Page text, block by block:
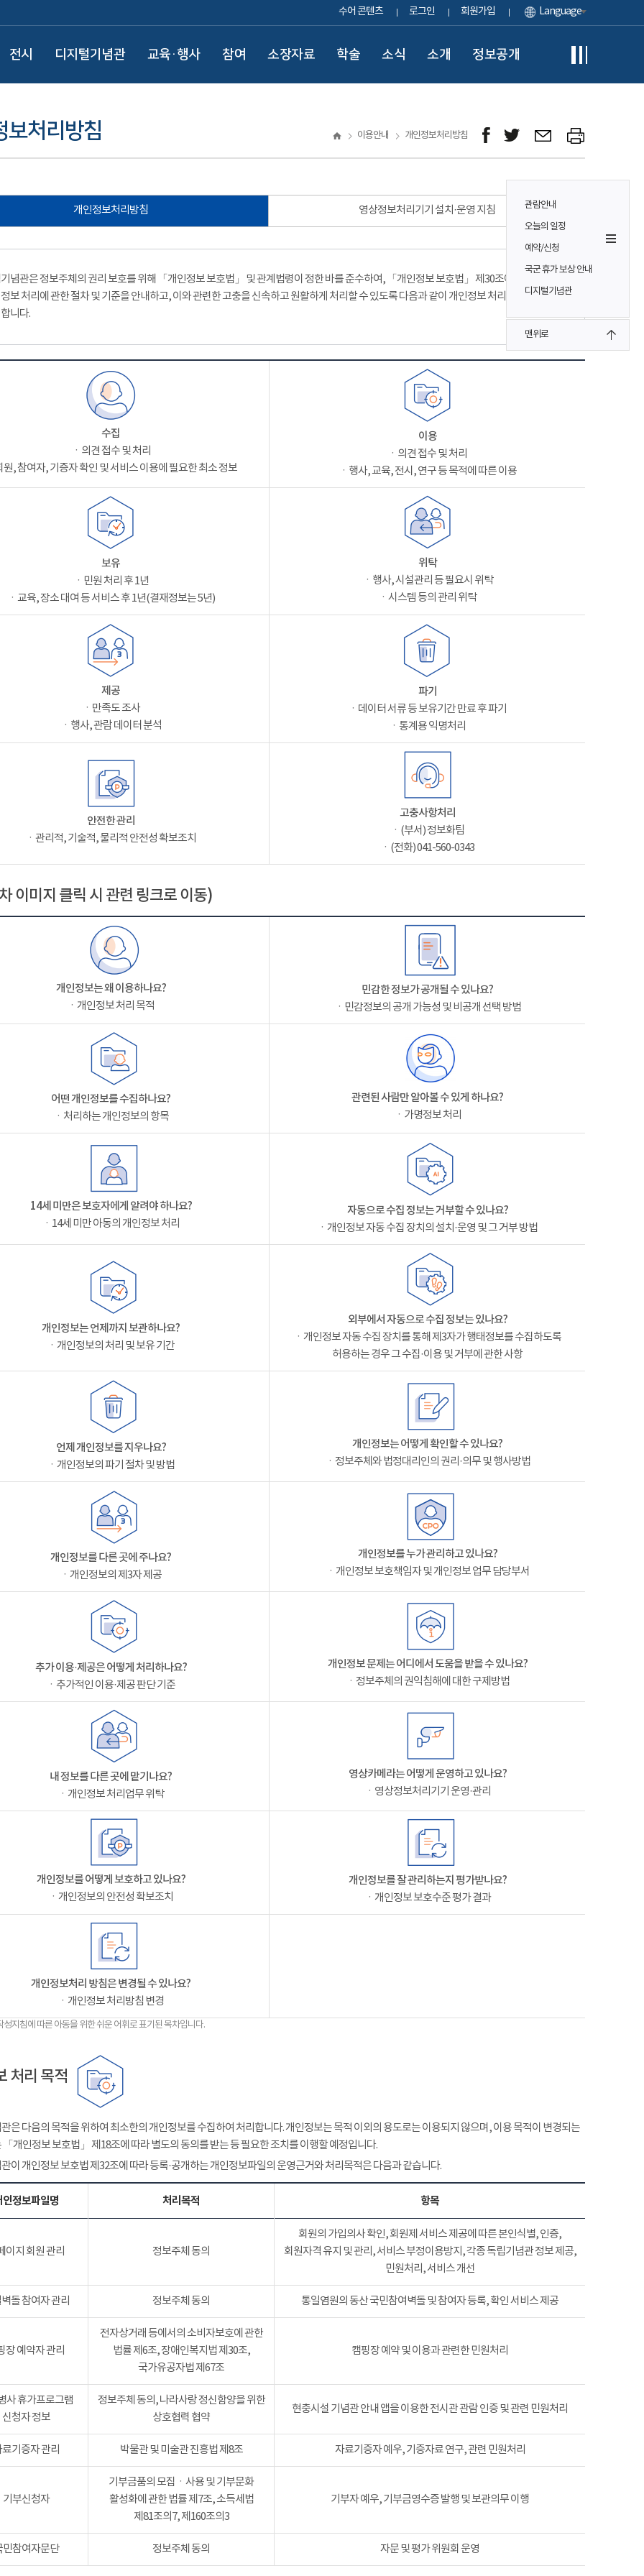
수어 콘텐츠 로그인 회원가입 Language
전시 디지털기념관 교육·행사 참여 소장자료 학술 소식 소개 정보공개
관람안내
오늘의 일정
예약/신청
국군 휴가 보상 안내
디지털기념관
맨위로
보처리방침 이용안내 개인정보처리방침
개인정보처리방침 영상정보처리기기 설치·운영 지침
념관은 정보주체의 권리 보호를 위해 「개인정보 보호법」 및 관계법령이 정한 바를 준수하여, 「개인정보 보호법」 제30조에 따라
보 처리에 관한 절차 및 기준을 안내하고, 이와 관련한 고충을 신속하고 원활하게 처리할 수 있도록 다음과 같이 개인정보 처리방침을
니다.
수집
ㆍ의견 접수 및 처리
원, 참여자, 기증자 확인 및 서비스 이용에 필요한 최소 정보
이용
ㆍ의견 접수 및 처리
ㆍ행사, 교육, 전시, 연구 등 목적에 따른 이용
보유
ㆍ민원 처리 후 1년
ㆍ교육, 장소 대여 등 서비스 후 1년(결재정보는 5년)
위탁
ㆍ행사, 시설관리 등 필요시 위탁
ㆍ시스템 등의 관리 위탁
제공
ㆍ만족도 조사
ㆍ행사, 관람 데이터 분석
파기
ㆍ데이터 서류 등 보유기간 만료 후 파기
ㆍ통계용 익명처리
안전한 관리
ㆍ관리적, 기술적, 물리적 안전성 확보조치
고충사항처리
ㆍ(부서) 정보화팀
ㆍ(전화) 041-560-0343
이미지 클릭 시 관련 링크로 이동)
개인정보는 왜 이용하나요?
ㆍ개인정보 처리 목적
민감한 정보가 공개될 수 있나요?
ㆍ민감정보의 공개 가능성 및 비공개 선택 방법
어떤 개인정보를 수집하나요?
ㆍ처리하는 개인정보의 항목
관련된 사람만 알아볼 수 있게 하나요?
ㆍ가명정보 처리
14세 미만은 보호자에게 알려야 하나요?
ㆍ14세 미만 아동의 개인정보 처리
자동으로 수집 정보는 거부할 수 있나요?
ㆍ개인정보 자동 수집 장치의 설치·운영 및 그 거부 방법
개인정보는 언제까지 보관하나요?
ㆍ개인정보의 처리 및 보유 기간
외부에서 자동으로 수집 정보는 있나요?
ㆍ개인정보 자동 수집 장치를 통해 제3자가 행태정보를 수집하도록
허용하는 경우 그 수집·이용 및 거부에 관한 사항
언제 개인정보를 지우나요?
ㆍ개인정보의 파기 절차 및 방법
개인정보는 어떻게 확인할 수 있나요?
ㆍ정보주체와 법정대리인의 권리·의무 및 행사방법
개인정보를 다른 곳에 주나요?
ㆍ개인정보의 제3자 제공
개인정보를 누가 관리하고 있나요?
ㆍ개인정보 보호책임자 및 개인정보 업무 담당부서
추가 이용·제공은 어떻게 처리하나요?
ㆍ추가적인 이용·제공 판단 기준
개인정보 문제는 어디에서 도움을 받을 수 있나요?
ㆍ정보주체의 권익침해에 대한 구제방법
내 정보를 다른 곳에 맡기나요?
ㆍ개인정보 처리업무 위탁
영상카메라는 어떻게 운영하고 있나요?
ㆍ영상정보처리기기 운영·관리
개인정보를 어떻게 보호하고 있나요?
ㆍ개인정보의 안전성 확보조치
개인정보를 잘 관리하는지 평가받나요?
ㆍ개인정보 보호수준 평가 결과
개인정보처리 방침은 변경될 수 있나요?
ㆍ개인정보 처리방침 변경
지침에 따른 아동을 위한 쉬운 어휘로 표기된 목차입니다.
처리 목적
은 다음의 목적을 위하여 최소한의 개인정보를 수집하여 처리합니다. 개인정보는 목적 이외의 용도로는 이용되지 않으며, 이용 목적이 변경되는
「개인정보 보호법」 제18조에 따라 별도의 동의를 받는 등 필요한 조치를 이행할 예정입니다.
이 개인정보 보호법 제32조에 따라 등록·공개하는 개인정보파일의 운영근거와 처리목적은 다음과 같습니다.
인정보파일명 처리목적 항목
이지 회원 관리 정보주체 동의
회원의 가입의사 확인, 회원제 서비스 제공에 따른 본인식별, 인증,
회원자격 유지 및 관리, 서비스 부정이용방지, 각종 독립기념관 정보 제공,
민원처리, 서비스 개선
돌 참여자 관리 정보주체 동의 통일염원의 동산 국민참여벽돌 및 참여자 등록, 확인 서비스 제공
장 예약자 관리
전자상거래 등에서의 소비자보호에 관한
법률 제6조, 장애인복지법 제30조,
국가유공자법 제67조
캠핑장 예약 및 이용과 관련한 민원처리
사 휴가프로그램
신청자 정보
정보주체 동의, 나라사랑 정신함양을 위한
상호협력 협약
현충시설 기념관 안내 앱을 이용한 전시관 관람 인증 및 관련 민원처리
기증자 관리 박물관 및 미술관 진흥법 제8조 자료기증자 예우, 기증자료 연구, 관련 민원처리
기부신청자
기부금품의 모집ㆍ사용 및 기부문화
활성화에 관한 법률 제7조, 소득세법
제81조의7, 제160조의3
기부자 예우, 기부금영수증 발행 및 보관의무 이행
민참여자문단 정보주체 동의 자문 및 평가 위원회 운영